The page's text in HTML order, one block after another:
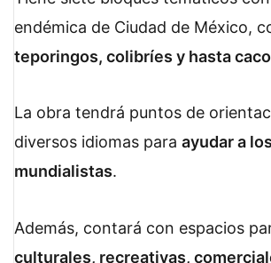
endémica de Ciudad de México,
teporingos, colibríes y hasta
La obra tendrá puntos de
diversos idiomas para ayudar a
mundialistas.
Además, contará con espacios
culturales, recreativas,